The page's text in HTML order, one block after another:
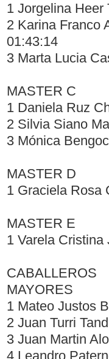
1 Jorgelina Heer
2 Karina Franco
01:43:14
3 Marta Lucia
MASTER C
1 Daniela Ruz
2 Silvia Siano
3 Mónica
MASTER D
1 Graciela Rosa
MASTER E
1 Varela
CABALLEROS
MAYORES
1 Mateo Justos
2 Juan Turri
3 Juan Martin
4 Leandro